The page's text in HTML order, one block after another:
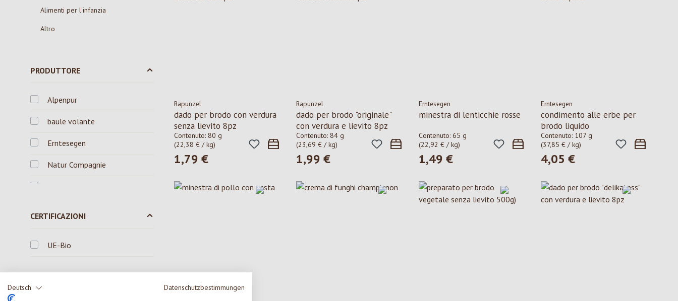
Deutsch Datenschutzbestimmungen
Alimenti per l'infanzia
Altro
PRODUTTORE
Alpenpur
baule volante
Erntesegen
Natur Compagnie
CERTIFICAZIONI
UE-Bio
Rapunzel
dado per brodo con verdura
senza lievito 8pz
Contenuto: 80 g
(22,38 € / kg)
Prezzo normale:
1,79 €
Rapunzel
dado per brodo "originale"
con verdura e lievito 8pz
Contenuto:84 g
(23,69 € / kg)
Prezzo normale:
1,99 €
Erntesegen
minestra di lenticchie rosse
Contenuto: 65 g
(22,92 € / kg)
Prezzo normale:
1,49 €
Erntesegen
condimento alle erbe per
brodo liquido
Contenuto: 107 g
(37,85 € / kg)
Prezzo normale:
4,05 €